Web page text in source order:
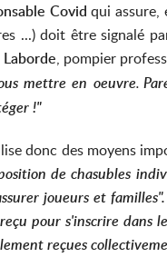
Covid qui assure,
...) doit être signalé
, pompier
mettre en oeuvre.
!"
donc des moyens
de chasubles
joueurs et familles".
pour s'inscrire
reçues